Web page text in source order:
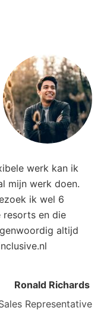
werk kan ik
mijn werk doen.
ik wel 6
resorts en die
altijd
Ronald Richards
Representative